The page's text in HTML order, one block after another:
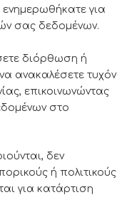
ενημερωθήκατε για
σας δεδομένων.
διόρθωση ή
ανακαλέσετε τυχόν
επικοινωνώντας
στο
δεν
ή πολιτικούς
για κατάρτιση